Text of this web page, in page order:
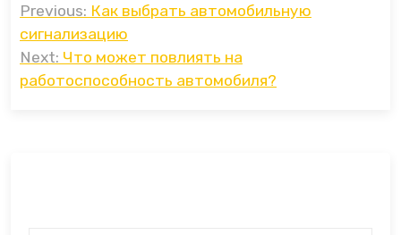
по
записям
Previous: Как выбрать автомобильную
сигнализацию
Next: Что может повлиять на
работоспособность автомобиля?